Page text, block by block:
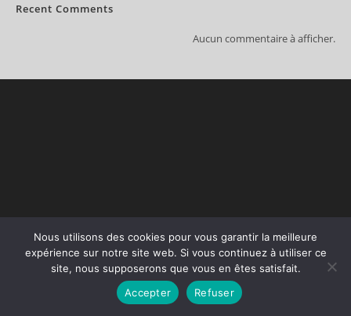
Recent Comments
Aucun commentaire à afficher.
Copyright 2026 - OceanWP Theme by OceanWP
Nous utilisons des cookies pour vous garantir la meilleure
expérience sur notre site web. Si vous continuez à utiliser ce
site, nous supposerons que vous en êtes satisfait.
Accepter
Refuser